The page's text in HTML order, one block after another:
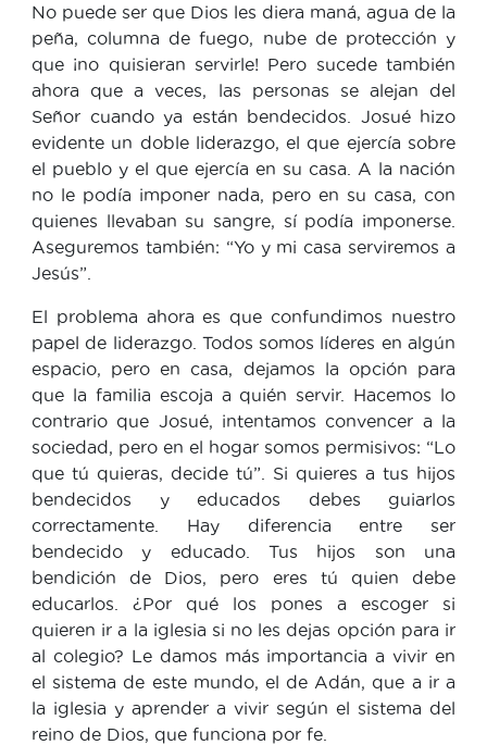
No puede ser que Dios les diera maná, agua de la
peña, columna de fuego, nube de protección y
que ¡no quisieran servirle! Pero sucede también
ahora que a veces, las personas se alejan del
Señor cuando ya están bendecidos. Josué hizo
evidente un doble liderazgo, el que ejercía sobre
el pueblo y el que ejercía en su casa. A la nación
no le podía imponer nada, pero en su casa, con
quienes llevaban su sangre, sí podía imponerse.
Aseguremos también: “Yo y mi casa serviremos a
Jesús”.
El problema ahora es que confundimos nuestro
papel de liderazgo. Todos somos líderes en algún
espacio, pero en casa, dejamos la opción para
que la familia escoja a quién servir. Hacemos lo
contrario que Josué, intentamos convencer a la
sociedad, pero en el hogar somos permisivos: “Lo
que tú quieras, decide tú”. Si quieres a tus hijos
bendecidos y educados debes guiarlos
correctamente. Hay diferencia entre ser
bendecido y educado. Tus hijos son una
bendición de Dios, pero eres tú quien debe
educarlos. ¿Por qué los pones a escoger si
quieren ir a la iglesia si no les dejas opción para ir
al colegio? Le damos más importancia a vivir en
el sistema de este mundo, el de Adán, que a ir a
la iglesia y aprender a vivir según el sistema del
reino de Dios, que funciona por fe.